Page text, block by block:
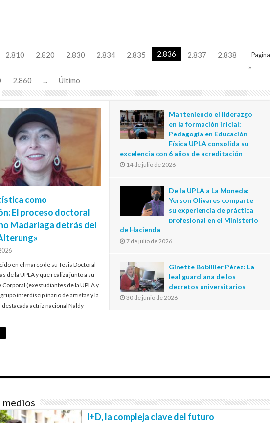
Pagina
2.810 2.820 2.830 2.834 2.835 2.836 2.837
2.838
»
2.860 Último
como
El proceso doctoral
Madariaga detrás del
en el marco de su Tesis Doctoral
de la UPLA y que realiza junto a su
Corporal (exestudiantes de la UPLA y
interdisciplinario de artistas y la
destacada actriz nacional Naldy
Manteniendo el liderazgo
en la formación inicial:
Pedagogía en Educación
Física UPLA consolida su
excelencia con 6 años de acreditación
14 de julio de 2026
De la UPLA a La Moneda:
Yerson Olivares comparte
su experiencia de práctica
profesional en el Ministerio
de Hacienda
7 de julio de 2026
Ginette Bobillier Pérez: La
leal guardiana de los
decretos universitarios
30 de junio de 2026
medios
I+D, la compleja clave del futuro